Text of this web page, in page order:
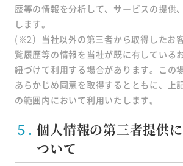
歴等の情報を分析して、サービスの提供
します。
(※2）当社以外の第三者から取得したお
覧履歴等の情報を当社が既に有している
紐づけて利用する場合があります。この
あらかじめ同意を取得するとともに、上
の範囲内において利用いたします。
５. 個人情報の第三者提供に
ついて